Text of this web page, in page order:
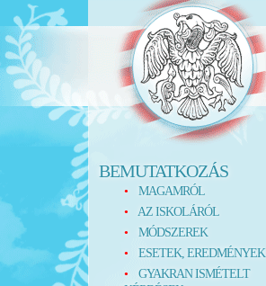
BEMUTATKOZÁS
MAGAMRÓL
AZ ISKOLÁRÓL
MÓDSZEREK
ESETEK, EREDMÉNYEK
GYAKRAN ISMÉTELT